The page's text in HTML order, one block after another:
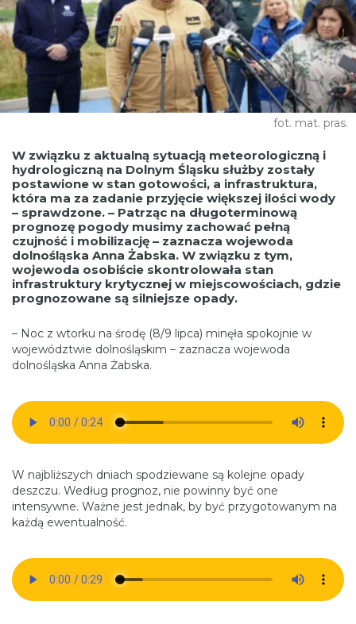
fot. mat. pras.
W związku z aktualną sytuacją meteorologiczną i
hydrologiczną na Dolnym Śląsku służby zostały
postawione w stan gotowości, a infrastruktura,
która ma za zadanie przyjęcie większej ilości wody
– sprawdzone. – Patrząc na długoterminową
prognozę pogody musimy zachować pełną
czujność i mobilizację – zaznacza wojewoda
dolnośląska Anna Żabska. W związku z tym,
wojewoda osobiście skontrolowała stan
infrastruktury krytycznej w miejscowościach, gdzie
prognozowane są silniejsze opady.
– Noc z wtorku na środę (8/9 lipca) minęła spokojnie w
województwie dolnośląskim – zaznacza wojewoda
dolnośląska Anna Żabska.
W najbliższych dniach spodziewane są kolejne opady
deszczu. Według prognoz, nie powinny być one
intensywne. Ważne jest jednak, by być przygotowanym na
każdą ewentualność.